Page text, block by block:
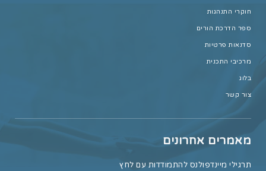
חוקרי התנהגות
ספר הדרכת הורים
סדנאות פרטיות
מרכיבי התכנית
בלוג
צור קשר
מאמרים אחרונים
תרגילי מיינדפולנס להתמודדות עם לחץ